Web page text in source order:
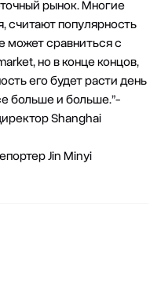
рынок. Многие
считают популярность
может сравниться с
но в конце концов,
его будет расти день
больше и больше.”-
Shanghai
Jin Minyi